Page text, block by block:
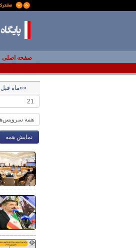
صفحه اصلی
««ماه قبل
نمایش همه